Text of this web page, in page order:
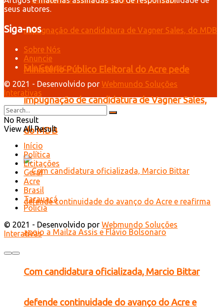
Ministério Público Eleitoral do Acre pede
impugnação de candidatura de Vagner Sales,
do MDB
Com candidatura oficializada, Marcio Bittar
defende continuidade do avanço do Acre e
seus autores.
Siga-nos
Sobre Nós
Anuncie
Fale Conosco
© 2021 - Desenvolvido por Webmundo Soluções
Interativas
No Result
View All Result
Início
Política
Licitações
Geral
Acre
Brasil
Tarauacá
Polícia
© 2021 - Desenvolvido por Webmundo Soluções
Interativas